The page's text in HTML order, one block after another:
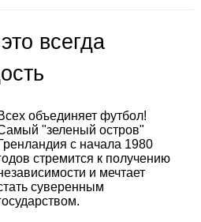
всегда
объединяет футбол!
"зеленый остров"
с начала 1980
стремится к получению
и мечтает
суверенным